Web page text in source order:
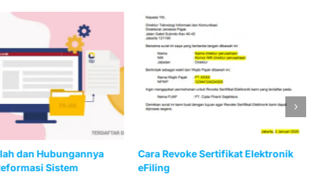
dan Hubungannya
Sistem
Cara Revoke Sertifikat Elektronik
eFiling